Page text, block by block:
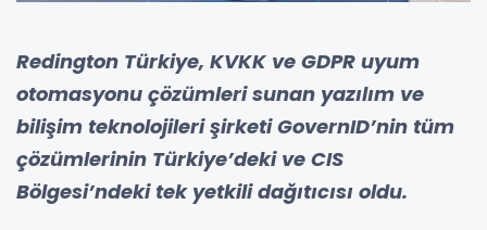
Redington Türkiye, KVKK ve GDPR uyum
otomasyonu çözümleri sunan yazılım ve
bilişim teknolojileri şirketi GovernID’nin tüm
çözümlerinin Türkiye’deki ve CIS
Bölgesi’ndeki tek yetkili dağıtıcısı oldu.